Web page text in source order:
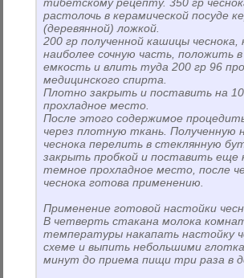
тибетскому рецепту. 350 гр
растолочь в керамической посуде
(деревянной) ложкой.
200 гр полученной кашицы
наиболее сочную часть, положить
емкость и влить туда 200 гр 96
медицинского спирта.
Плотно закрыть и поставить на
прохладное место.
После этого содержимое
через плотную ткань. Полученную
чеснока перелить в стеклянную
закрыть пробкой и поставить еще
темное прохладное место, после
чеснока готова применению.
Применение готовой настойки
В четверть стакана молока
температуры накапать настойку
схеме и выпить небольшими
минут до приема пищи три раза в